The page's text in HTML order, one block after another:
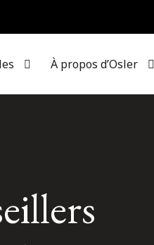
À propos d’Osler